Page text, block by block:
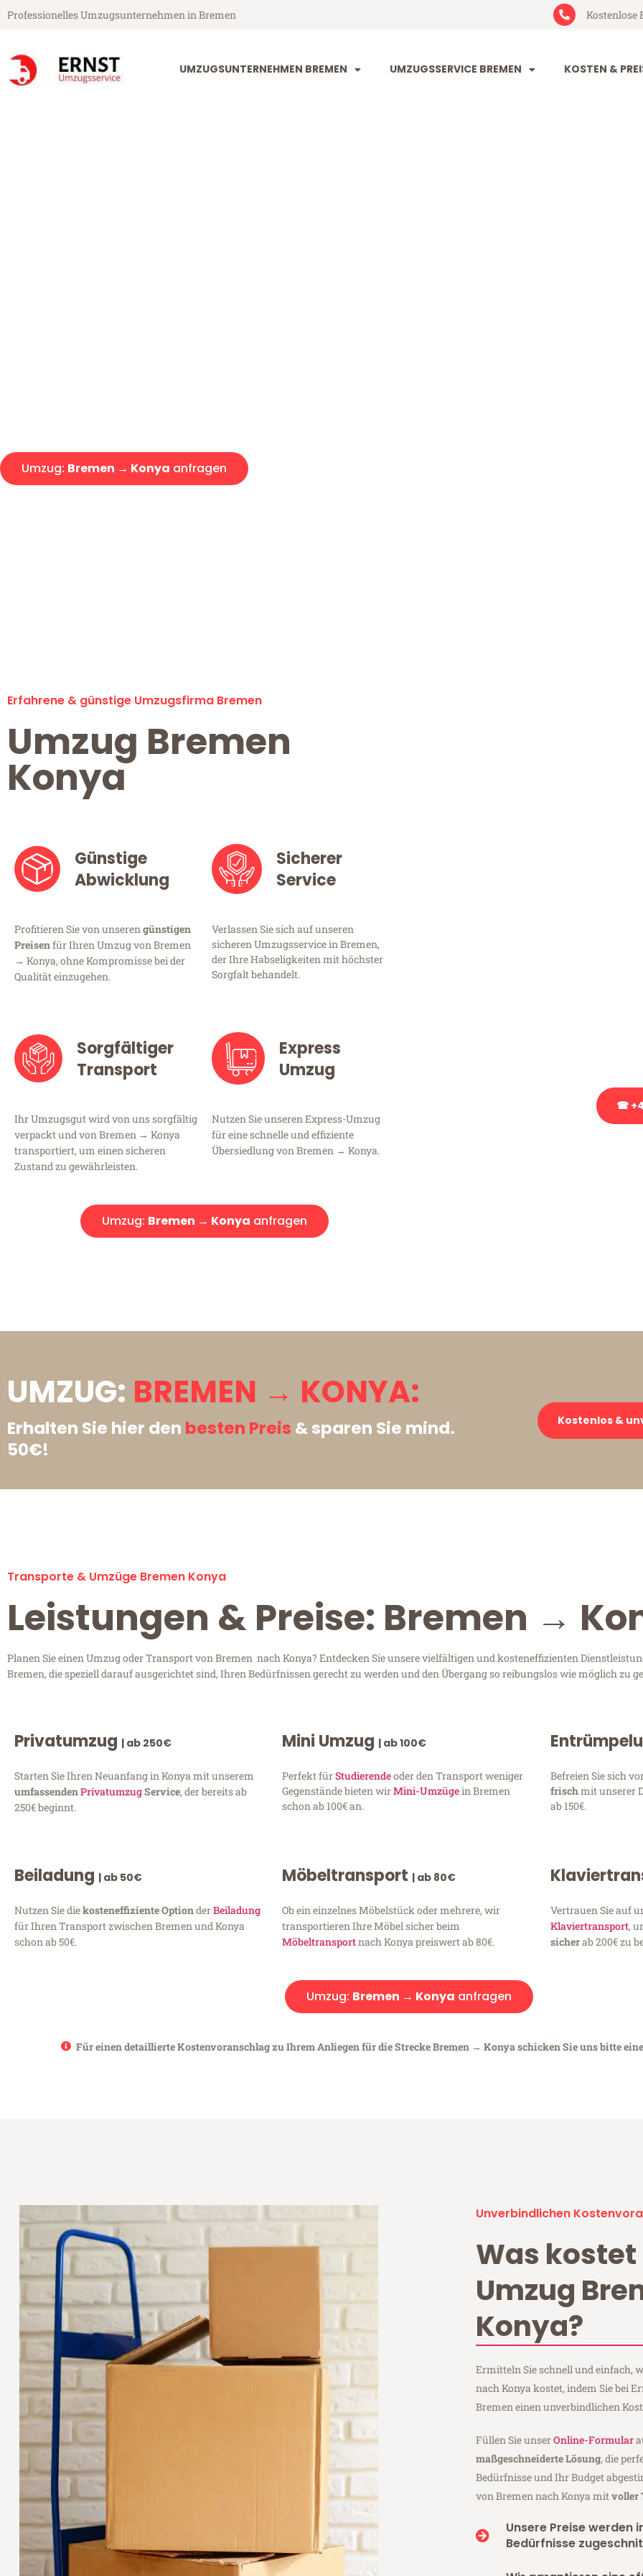
Professionelles Umzugsunternehmen in Bremen Kostenlose
UMZUGSUNTERNEHMEN BREMEN UMZUGSSERVICE BREMEN KOSTEN &
Umzug: Bremen → Konya anfragen
Erfahrene & günstige Umzugsfirma Bremen
Umzug Bremen
Konya
Günstige
Abwicklung
Profitieren Sie von unserengünstigen
Preisenfür Ihren Umzug von Bremen
→ Konya, ohne Kompromisse bei der
Qualität einzugehen.
Sicherer
Service
Verlassen Sie sich auf unseren
sicheren Umzugsservice in Bremen,
der Ihre Habseligkeiten mit höchster
Sorgfalt behandelt.
Sorgfältiger
Transport
Ihr Umzugsgut wird von uns sorgfältig
verpackt und von Bremen → Konya
transportiert, um einen sicheren
Zustand zu gewährleisten.
Express
Umzug
Nutzen Sie unseren Express-Umzug
für eine schnelle und effiziente
Übersiedlung von Bremen → Konya.
Umzug: Bremen → Konya anfragen
☎
UMZUG: BREMEN → KONYA:
Erhalten Sie hier den besten Preis & sparen Sie mind.
50€!
Kostenlos &
Transporte & Umzüge Bremen Konya
Leistungen & Preise: Bremen →
Planen Sie einen Umzug oder Transport von Bremen nach Konya? Entdecken Sie unsere vielfältigen und kosteneffizienten
Bremen, die speziell darauf ausgerichtet sind, Ihren Bedürfnissen gerecht zu werden und den Übergang so reibungslos wie möglich zu
Privatumzug | ab 250€
Starten Sie Ihren Neuanfang in Konya mit unserem
umfassendenPrivatumzugService, der bereits ab
250€ beginnt.
Mini Umzug | ab 100€
Perfekt fürStudierendeoder den Transport weniger
Gegenstände bieten wirMini-Umzügein Bremen
schon ab 100€ an.
Befreien Sie sich
frischmit unserer
ab 150€.
Beiladung | ab 50€
Nutzen Sie diekosteneffiziente OptionderBeiladung
für Ihren Transport zwischen Bremen und Konya
schon ab 50€.
Möbeltransport | ab 80€
Ob ein einzelnes Möbelstück oder mehrere, wir
transportieren Ihre Möbel sicher beim
Möbeltransportnach Konya preiswert ab 80€.
Vertrauen Sie auf
Klaviertransport,
sicherab 200€ zu
Umzug: Bremen → Konya anfragen
Für einen detaillierte Kostenvoranschlag zu Ihrem Anliegen für die Strecke Bremen → Konya schicken Sie uns bitte eine
Unverbindlichen
Was kostet
Umzug
Konya?
Ermitteln Sie schnell und einfach,
nach Konya kostet, indem Sie bei
Bremen einen unverbindlichen
Füllen Sie unserOnline-Formular
maßgeschneiderte Lösung, die
Bedürfnisse und Ihr Budget
von Bremen nach Konya mitvoller
Unsere Preise werden
Bedürfnisse